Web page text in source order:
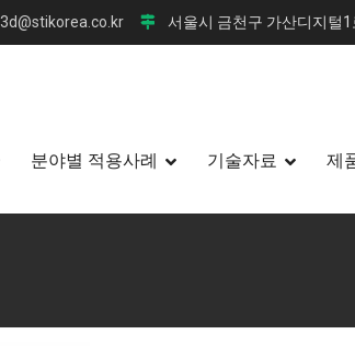
서울시 금천구 가산디지털
분야별 적용사례 기술자료 제